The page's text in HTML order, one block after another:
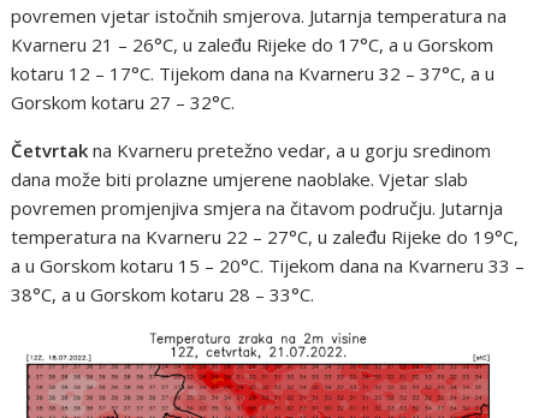
povremen vjetar istočnih smjerova. Jutarnja temperatura na
Kvarneru 21 – 26°C, u zaleđu Rijeke do 17°C, a u Gorskom
kotaru 12 – 17°C. Tijekom dana na Kvarneru 32 – 37°C, a u
Gorskom kotaru 27 – 32°C.
Četvrtak na Kvarneru pretežno vedar, a u gorju sredinom
dana može biti prolazne umjerene naoblake. Vjetar slab
povremen promjenjiva smjera na čitavom području. Jutarnja
temperatura na Kvarneru 22 – 27°C, u zaleđu Rijeke do 19°C,
a u Gorskom kotaru 15 – 20°C. Tijekom dana na Kvarneru 33 –
38°C, a u Gorskom kotaru 28 – 33°C.